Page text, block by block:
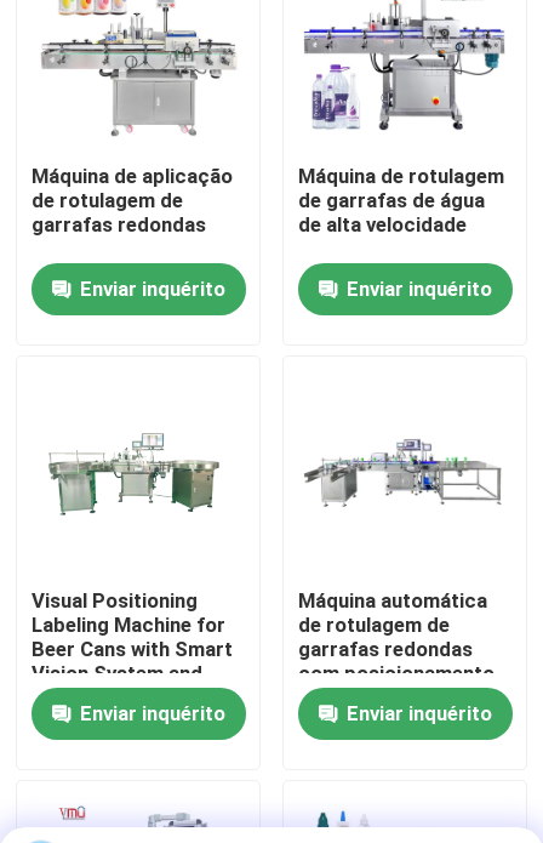
Produtos
Vídeos
Excursão da fábrica
Controle da qualidade
Contacte-nos
Notícia
máquina de etiquetas automática
Máquina de aplicação
de rotulagem de
garrafas redondas
Enviar inquérito
Máquina de rotulagem
de garrafas de água
de alta velocidade
Enviar inquérito
Visual Positioning
Labeling Machine for
Beer Cans with Smart
Vision System and
High Speed (1200-
2400 Cans/Minute) for
Precision Placement
Enviar inquérito
Máquina automática
de rotulagem de
garrafas redondas
com posicionamento
de câmara visual
Enviar inquérito